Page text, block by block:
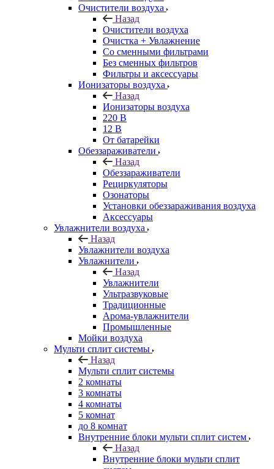
Очистители воздуха
Назад
Очистители воздуха
Очистка + Увлажнение
Cо сменными фильтрами
Без сменных фильтров
Фильтры и аксессуары
Ионизаторы воздуха
Назад
Ионизаторы воздуха
220 В
12 В
От батарейки
Обеззараживатели
Назад
Обеззараживатели
Рециркуляторы
Озонаторы
Установки обеззараживания воздуха
Аксессуары
Увлажнители воздуха
Назад
Увлажнители воздуха
Увлажнители
Назад
Увлажнители
Ультразвуковые
Традиционные
Арома-увлажнители
Промышленные
Мойки воздуха
Мульти сплит системы
Назад
Мульти сплит системы
2 комнаты
3 комнаты
4 комнаты
5 комнат
до 8 комнат
Внутренние блоки мульти сплит систем
Назад
Внутренние блоки мульти сплит